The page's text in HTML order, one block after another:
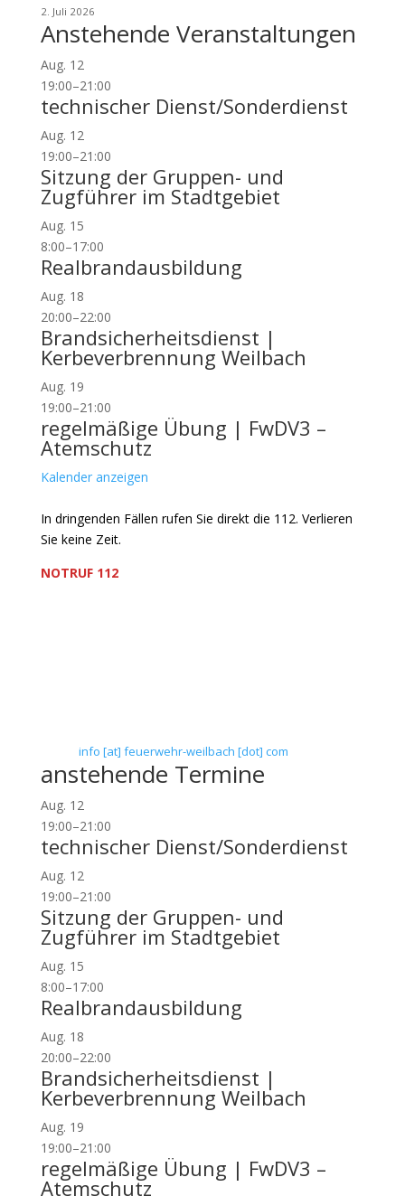
2. Juli 2026
Anstehende Veranstaltungen
Aug. 12
19:00–21:00
technischer Dienst/Sonderdienst
Aug. 12
19:00–21:00
Sitzung der Gruppen- und
Zugführer im Stadtgebiet
Aug. 15
8:00–17:00
Realbrandausbildung
Aug. 18
20:00–22:00
Brandsicherheitsdienst |
Kerbeverbrennung Weilbach
Aug. 19
19:00–21:00
regelmäßige Übung | FwDV3 –
Atemschutz
Kalender anzeigen
In dringenden Fällen rufen Sie direkt die 112. Verlieren
Sie keine Zeit.
NOTRUF 112
info [at] feuerwehr-weilbach [dot] com
anstehende Termine
Aug. 12
19:00–21:00
technischer Dienst/Sonderdienst
Aug. 12
19:00–21:00
Sitzung der Gruppen- und
Zugführer im Stadtgebiet
Aug. 15
8:00–17:00
Realbrandausbildung
Aug. 18
20:00–22:00
Brandsicherheitsdienst |
Kerbeverbrennung Weilbach
Aug. 19
19:00–21:00
regelmäßige Übung | FwDV3 –
Atemschutz